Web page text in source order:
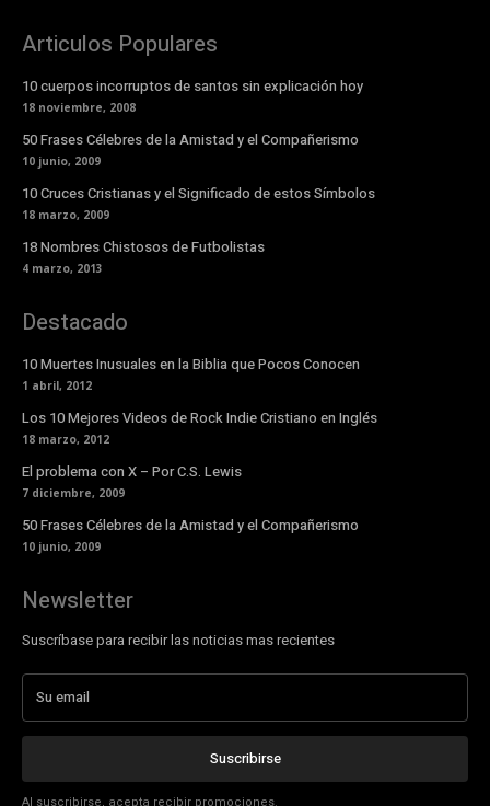
Articulos Populares
10 cuerpos incorruptos de santos sin explicación hoy
18 noviembre, 2008
50 Frases Célebres de la Amistad y el Compañerismo
10 junio, 2009
10 Cruces Cristianas y el Significado de estos Símbolos
18 marzo, 2009
18 Nombres Chistosos de Futbolistas
4 marzo, 2013
Destacado
10 Muertes Inusuales en la Biblia que Pocos Conocen
1 abril, 2012
Los 10 Mejores Videos de Rock Indie Cristiano en Inglés
18 marzo, 2012
El problema con X – Por C.S. Lewis
7 diciembre, 2009
50 Frases Célebres de la Amistad y el Compañerismo
10 junio, 2009
Newsletter
Suscríbase para recibir las noticias mas recientes
Suscribirse
Al suscribirse, acepta recibir promociones.